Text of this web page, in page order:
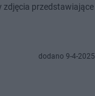
zdjęcia przedstawiające
dodano 9-4-2025